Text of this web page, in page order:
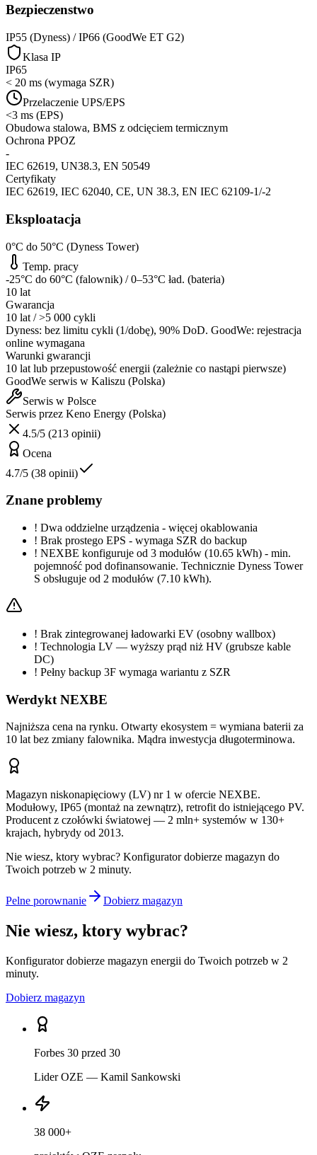
Bezpieczenstwo
IP55 (Dyness) / IP66 (GoodWe ET G2)
Klasa IP
IP65
< 20 ms (wymaga SZR)
Przelaczenie UPS/EPS
<3 ms (EPS)
Obudowa stalowa, BMS z odcięciem termicznym
Ochrona PPOZ
-
IEC 62619, UN38.3, EN 50549
Certyfikaty
IEC 62619, IEC 62040, CE, UN 38.3, EN IEC 62109-1/-2
Eksploatacja
0°C do 50°C (Dyness Tower)
Temp. pracy
-25°C do 60°C (falownik) / 0–53°C ład. (bateria)
10 lat
Gwarancja
10 lat / >5 000 cykli
Dyness: bez limitu cykli (1/dobę), 90% DoD. GoodWe: rejestracja
online wymagana
Warunki gwarancji
10 lat lub przepustowość energii (zależnie co nastąpi pierwsze)
GoodWe serwis w Kaliszu (Polska)
Serwis w Polsce
Serwis przez Keno Energy (Polska)
4.5/5 (213 opinii)
Ocena
4.7/5 (38 opinii)
Znane problemy
! Dwa oddzielne urządzenia - więcej okablowania
! Brak prostego EPS - wymaga SZR do backup
! NEXBE konfiguruje od 3 modułów (10.65 kWh) - min.
pojemność pod dofinansowanie. Technicznie Dyness Tower
S obsługuje od 2 modułów (7.10 kWh).
! Brak zintegrowanej ładowarki EV (osobny wallbox)
! Technologia LV — wyższy prąd niż HV (grubsze kable
DC)
! Pełny backup 3F wymaga wariantu z SZR
Werdykt NEXBE
Najniższa cena na rynku. Otwarty ekosystem = wymiana baterii za
10 lat bez zmiany falownika. Mądra inwestycja długoterminowa.
Magazyn niskonapięciowy (LV) nr 1 w ofercie NEXBE.
Modułowy, IP65 (montaż na zewnątrz), retrofit do istniejącego PV.
Producent z czołówki światowej — 2 mln+ systemów w 130+
krajach, hybrydy od 2013.
Nie wiesz, ktory wybrac? Konfigurator dobierze magazyn do
Twoich potrzeb w 2 minuty.
Pelne porownanie Dobierz magazyn
Nie wiesz, ktory wybrac?
Konfigurator dobierze magazyn energii do Twoich potrzeb w 2
minuty.
Dobierz magazyn
Forbes 30 przed 30
Lider OZE — Kamil Sankowski
38 000+